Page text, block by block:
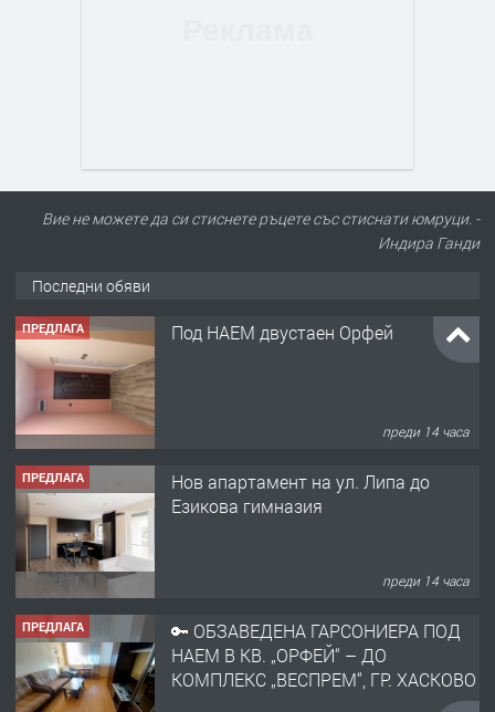
Вие не можете да си стиснете ръцете със стиснати юмруци. -
Индира Ганди
Последни обяви
ПРЕДЛАГА Под НАЕМ двустаен Орфей
преди 14 часа
ПРЕДЛАГА
Нов апартамент на ул. Липа до
Езикова гимназия
преди 14 часа
ПРЕДЛАГА
🔑 ОБЗАВЕДЕНА ГАРСОНИЕРА ПОД
НАЕМ В КВ. „ОРФЕЙ“ – ДО
КОМПЛЕКС „ВЕСПРЕМ“, ГР. ХАСКОВО